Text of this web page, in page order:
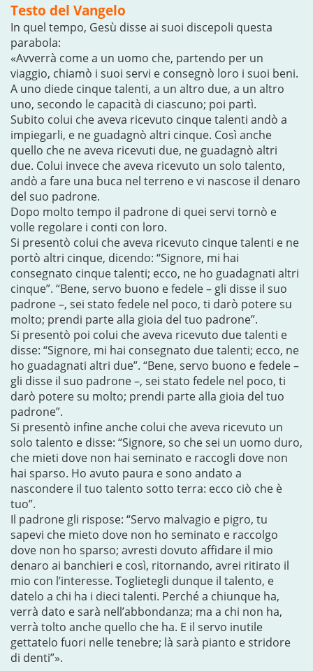
Testo del Vangelo
In quel tempo, Gesù disse ai suoi discepoli questa
parabola:
«Avverrà come a un uomo che, partendo per un
viaggio, chiamò i suoi servi e consegnò loro i suoi beni.
A uno diede cinque talenti, a un altro due, a un altro
uno, secondo le capacità di ciascuno; poi partì.
Subito colui che aveva ricevuto cinque talenti andò a
impiegarli, e ne guadagnò altri cinque. Così anche
quello che ne aveva ricevuti due, ne guadagnò altri
due. Colui invece che aveva ricevuto un solo talento,
andò a fare una buca nel terreno e vi nascose il denaro
del suo padrone.
Dopo molto tempo il padrone di quei servi tornò e
volle regolare i conti con loro.
Si presentò colui che aveva ricevuto cinque talenti e ne
portò altri cinque, dicendo: “Signore, mi hai
consegnato cinque talenti; ecco, ne ho guadagnati altri
cinque”. “Bene, servo buono e fedele – gli disse il suo
padrone –, sei stato fedele nel poco, ti darò potere su
molto; prendi parte alla gioia del tuo padrone”.
Si presentò poi colui che aveva ricevuto due talenti e
disse: “Signore, mi hai consegnato due talenti; ecco, ne
ho guadagnati altri due”. “Bene, servo buono e fedele –
gli disse il suo padrone –, sei stato fedele nel poco, ti
darò potere su molto; prendi parte alla gioia del tuo
padrone”.
Si presentò infine anche colui che aveva ricevuto un
solo talento e disse: “Signore, so che sei un uomo duro,
che mieti dove non hai seminato e raccogli dove non
hai sparso. Ho avuto paura e sono andato a
nascondere il tuo talento sotto terra: ecco ciò che è
tuo”.
Il padrone gli rispose: “Servo malvagio e pigro, tu
sapevi che mieto dove non ho seminato e raccolgo
dove non ho sparso; avresti dovuto affidare il mio
denaro ai banchieri e così, ritornando, avrei ritirato il
mio con l’interesse. Toglietegli dunque il talento, e
datelo a chi ha i dieci talenti. Perché a chiunque ha,
verrà dato e sarà nell’abbondanza; ma a chi non ha,
verrà tolto anche quello che ha. E il servo inutile
gettatelo fuori nelle tenebre; là sarà pianto e stridore
di denti”».